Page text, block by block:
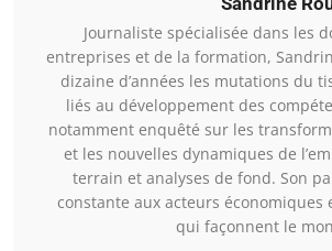
Journaliste spécialisée dans les
entreprises et de la formation,
dizaine d’années les mutations du
liés au développement des
notamment enquêté sur les
et les nouvelles dynamiques de
terrain et analyses de fond. Son
constante aux acteurs
qui façonnent le